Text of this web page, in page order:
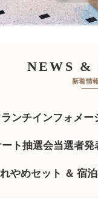
NEWS &
新着情
ンチインフォメー
ト抽選会当選者発
やめセット ＆ 宿